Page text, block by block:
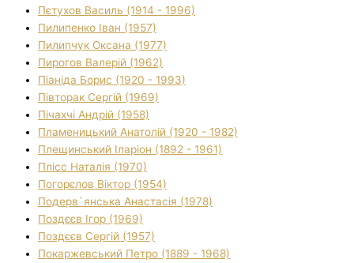
Пєтухов Василь (1914 - 1996)
Пилипенко Іван (1957)
Пилипчук Оксана (1977)
Пирогов Валерій (1962)
Піаніда Борис (1920 - 1993)
Півторак Сергій (1969)
Пічахчі Андрій (1958)
Пламеницький Анатолій (1920 - 1982)
Плещинський Іларіон (1892 - 1961)
Плісс Наталія (1970)
Погорєлов Віктор (1954)
Подерв`янська Анастасія (1978)
Поздєєв Ігор (1969)
Поздєєв Сергій (1957)
Покаржевський Петро (1889 - 1968)